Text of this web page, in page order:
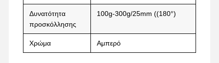
Ακρυλική ταινία
Τεκέτα διάτρητα
Μπλε προστατευτική μεμβράνη
Δυνατότητα
προσκόλλησης
100g-300g/25mm ((180°)
Χρώμα Αμπερό